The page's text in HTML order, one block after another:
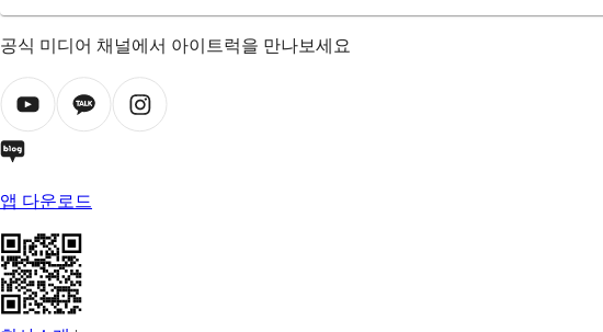
공식 미디어 채널에서 아이트럭을 만나보세요
앱 다운로드